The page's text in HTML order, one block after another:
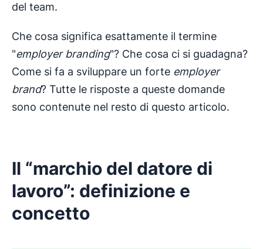
del team.
Che cosa significa esattamente il termine
"employer branding"? Che cosa ci si guadagna?
Come si fa a sviluppare un forte employer
brand? Tutte le risposte a queste domande
sono contenute nel resto di questo articolo.
Il “marchio del datore di
lavoro”: definizione e
concetto